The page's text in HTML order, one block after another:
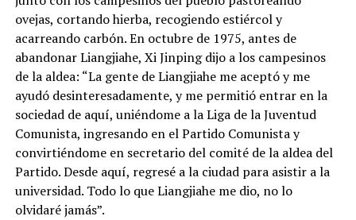
ovejas, cortando hierba, recogiendo estiércol y
acarreando carbón. En octubre de 1975, antes de
abandonar Liangjiahe, Xi Jinping dijo a los campesinos
de la aldea: “La gente de Liangjiahe me aceptó y me
ayudó desinteresadamente, y me permitió entrar en la
sociedad de aquí, uniéndome a la Liga de la Juventud
Comunista, ingresando en el Partido Comunista y
convirtiéndome en secretario del comité de la aldea del
Partido. Desde aquí, regresé a la ciudad para asistir a la
universidad. Todo lo que Liangjiahe me dio, no lo
olvidaré jamás”.